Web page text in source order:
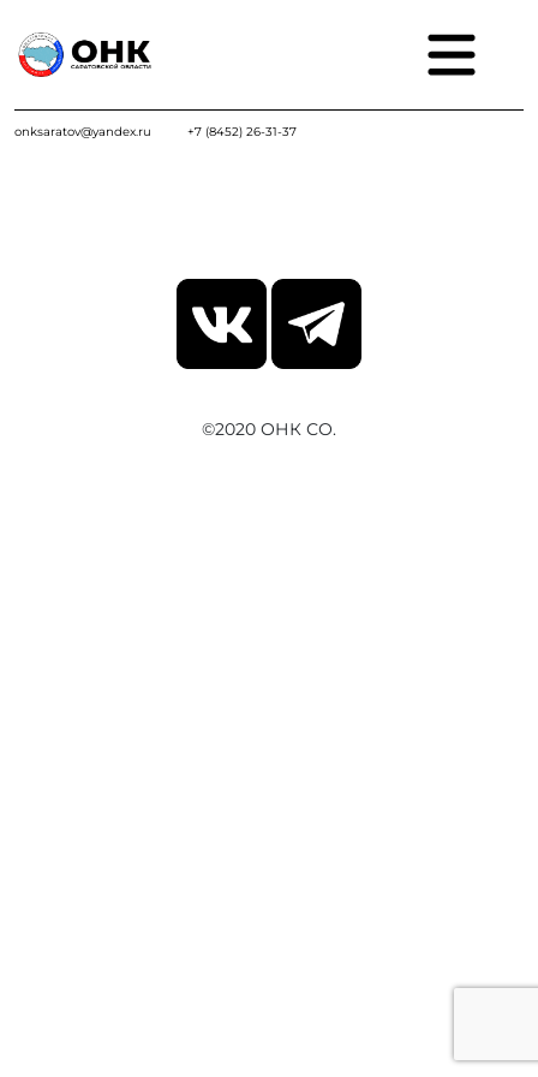
onksaratov@yandex.ru +7 (8452) 26-31-37
©2020 ОНК СО.